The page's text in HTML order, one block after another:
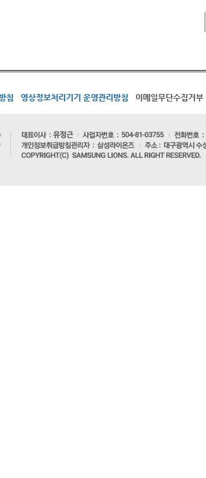
침 영상정보처리기기 운영관리방침 이메일무단수집거부